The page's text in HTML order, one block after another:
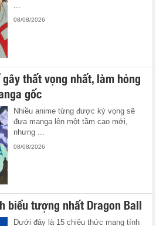
...
08/08/2026
thất vọng nhất, làm hỏng
gốc
Nhiều anime từng được kỳ vọng sẽ
đưa manga lên một tầm cao mới,
nhưng ...
08/08/2026
biểu tượng nhất Dragon Ball
Dưới đây là 15 chiêu thức mang tính